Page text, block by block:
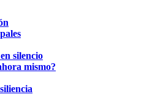
silencio
mismo?